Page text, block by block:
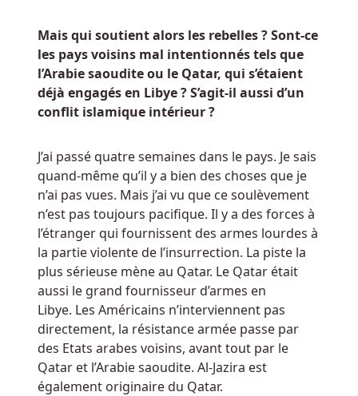
Mais qui soutient alors les rebelles ? Sont-ce
les pays voisins mal intentionnés tels que
l’Arabie saoudite ou le Qatar, qui s’étaient
déjà engagés en Libye ? S’agit-il aussi d’un
conflit islamique intérieur ?
J’ai passé quatre semaines dans le pays. Je sais
quand-même qu’il y a bien des choses que je
n’ai pas vues. Mais j’ai vu que ce soulèvement
n’est pas toujours pacifique. Il y a des forces à
l’étranger qui fournissent des armes lourdes à
la partie violente de l’insurrection. La piste la
plus sérieuse mène au Qatar. Le Qatar était
aussi le grand fournisseur d’armes en
Libye. Les Américains n’interviennent pas
directement, la résistance armée passe par
des Etats arabes voisins, avant tout par le
Qatar et l’Arabie saoudite. Al-Jazira est
également originaire du Qatar.